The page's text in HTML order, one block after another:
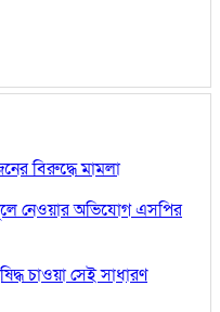
বিরুদ্ধে মামলা
খুলে নেওয়ার অভিযোগ এসপির
চাওয়া সেই সাধারণ